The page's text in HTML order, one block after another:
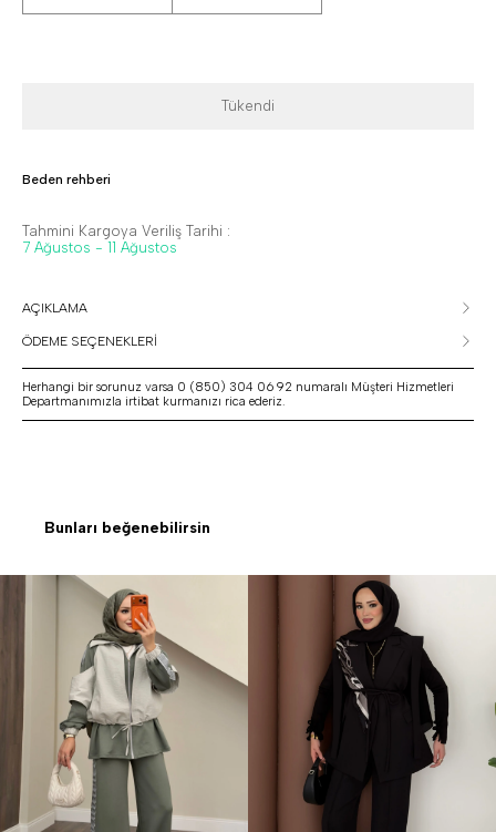
Tükendi
Beden rehberi
Tahmini Kargoya Veriliş Tarihi :
7 Ağustos - 11 Ağustos
AÇIKLAMA
ÖDEME SEÇENEKLERİ
Herhangi bir sorunuz varsa 0 (850) 304 06 92 numaralı Müşteri Hizmetleri
Departmanımızla irtibat kurmanızı rica ederiz.
Bunları beğenebilirsin